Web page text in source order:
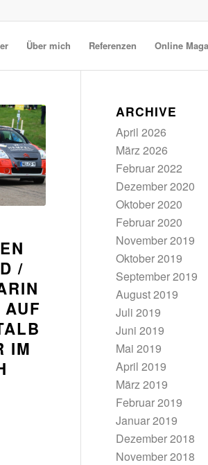
Über mich Referenzen Online
/
AUF
IM
ARCHIVE
April 2026
März 2026
Februar 2022
Dezember 2020
Oktober 2020
Februar 2020
November 2019
Oktober 2019
September 2019
August 2019
Juli 2019
Juni 2019
Mai 2019
April 2019
März 2019
Februar 2019
Januar 2019
Dezember 2018
November 2018